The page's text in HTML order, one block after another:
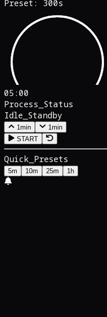
Preset: 300s
05:00
Process_Status
Idle_Standby
1min
1min
START
Quick_Presets
5m 10m 25m 1h